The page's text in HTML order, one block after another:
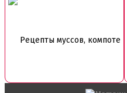
Рецепты муссов, компоте